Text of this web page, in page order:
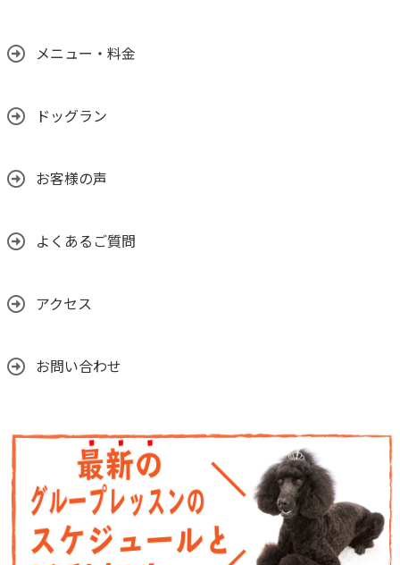
メニュー・料金
ドッグラン
お客様の声
よくあるご質問
アクセス
お問い合わせ